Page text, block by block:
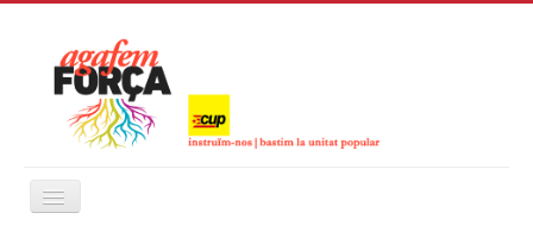
Alternar